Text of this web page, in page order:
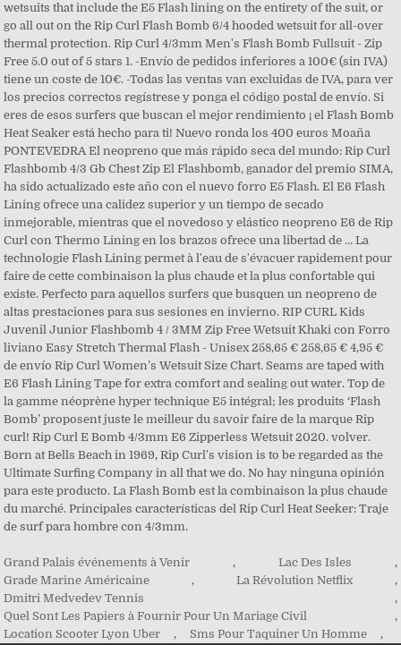
Grand Palais événements à Venir , Lac Des Isles
,
Grade Marine Américaine
, La Révolution Netflix
,
Dmitri Medvedev Tennis
,
Quel Sont Les Papiers à Fournir Pour Un Mariage Civil
,
Location Scooter Lyon Uber
, Sms Pour Taquiner Un Homme ,